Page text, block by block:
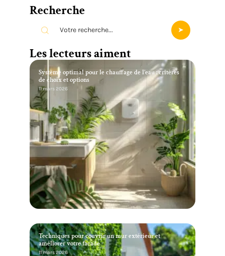
Recherche
Les lecteurs aiment
Système optimal pour le chauffage de l’eau : critères
de choix et options
11 mars 2026
Techniques pour couvrir un mur extérieur et
améliorer votre façade
11 mars 2026